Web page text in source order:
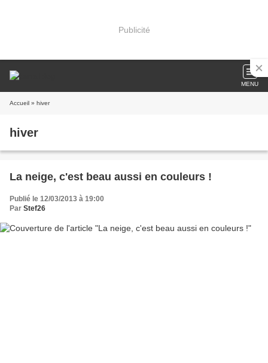
Publicité
MENU
Accueil » hiver
hiver
La neige, c'est beau aussi en couleurs !
Publié le 12/03/2013 à 19:00
Par Stef26